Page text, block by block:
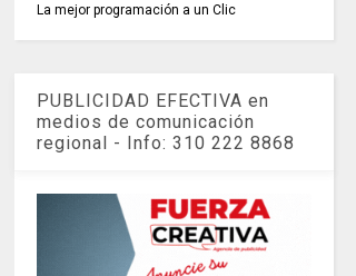
La mejor programación a un Clic
PUBLICIDAD EFECTIVA en
medios de comunicación
regional - Info: 310 222 8868